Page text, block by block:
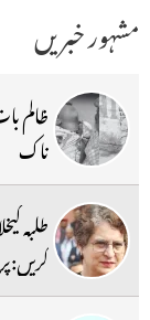
مشہور خبریں
ظالم
ناک
طلبہ